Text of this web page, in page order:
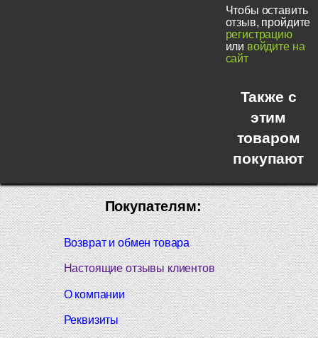
Чтобы оставить
отзыв, пройдите
регистрацию
или войдите на
сайт
Также с
этим
товаром
покупают
Покупателям:
Возврат и обмен товара
Настоящие отзывы клиентов
О компании
Реквизиты